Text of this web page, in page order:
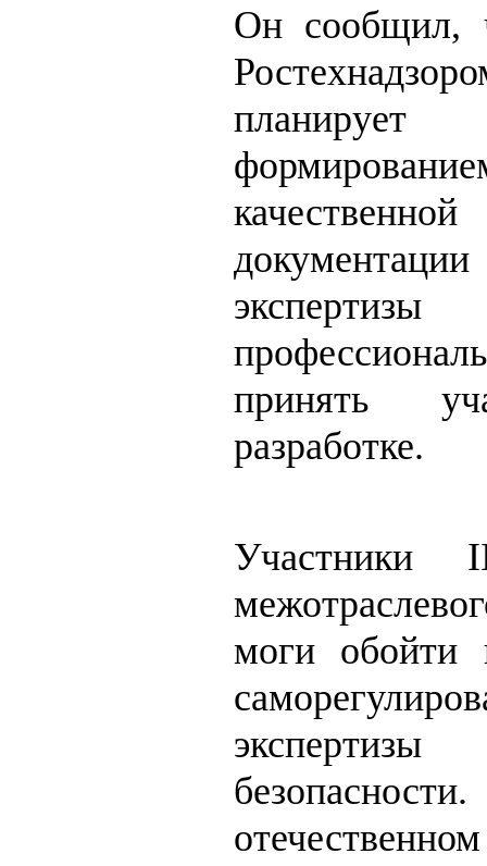
Он сообщил,
принять
разработке.
Участники
моги обойти